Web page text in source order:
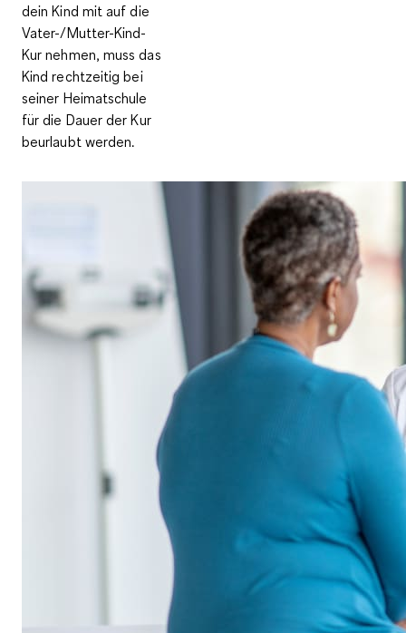
dein Kind mit auf die
Vater-/Mutter-Kind-
Kur nehmen, muss das
Kind rechtzeitig bei
seiner Heimatschule
für die Dauer der Kur
beurlaubt werden.